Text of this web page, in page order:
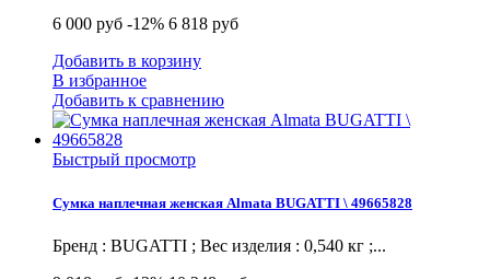
6 000 руб -12% 6 818 руб
Добавить в корзину
В избранное
Добавить к сравнению
Быстрый просмотр
Сумка наплечная женская Almata BUGATTI \ 49665828
Бренд : BUGATTI ; Вес изделия : 0,540 кг ;...